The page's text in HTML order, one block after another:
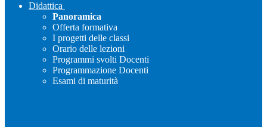
Didattica
Panoramica
Offerta formativa
I progetti delle classi
Orario delle lezioni
Programmi svolti Docenti
Programmazione Docenti
Esami di maturità